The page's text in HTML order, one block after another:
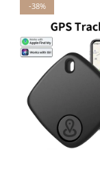
-38%